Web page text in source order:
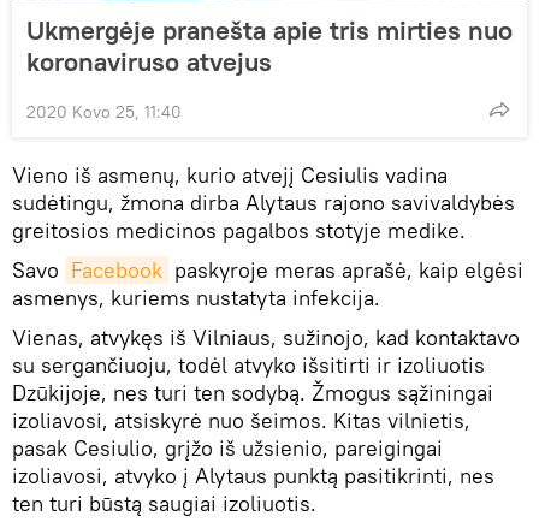
Ukmergėje pranešta apie tris mirties nuo
koronaviruso atvejus
2020 Kovo 25, 11:40
Vieno iš asmenų, kurio atvejį Cesiulis vadina
sudėtingu, žmona dirba Alytaus rajono savivaldybės
greitosios medicinos pagalbos stotyje medike.
Savo Facebook paskyroje meras aprašė, kaip elgėsi
asmenys, kuriems nustatyta infekcija.
Vienas, atvykęs iš Vilniaus, sužinojo, kad kontaktavo
su sergančiuoju, todėl atvyko išsitirti ir izoliuotis
Dzūkijoje, nes turi ten sodybą. Žmogus sąžiningai
izoliavosi, atsiskyrė nuo šeimos. Kitas vilnietis,
pasak Cesiulio, grįžo iš užsienio, pareigingai
izoliavosi, atvyko į Alytaus punktą pasitikrinti, nes
ten turi būstą saugiai izoliuotis.